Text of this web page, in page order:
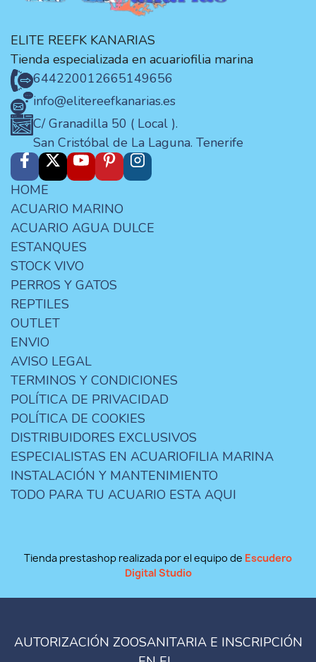
ELITE REEFK KANARIAS
Tienda especializada en acuariofilia marina
644220012665149656
info@elitereefkanarias.es
C/ Granadilla 50 ( Local ).
San Cristóbal de La Laguna. Tenerife
HOME
ACUARIO MARINO
ACUARIO AGUA DULCE
ESTANQUES
STOCK VIVO
PERROS Y GATOS
REPTILES
OUTLET
ENVIO
AVISO LEGAL
TERMINOS Y CONDICIONES
POLÍTICA DE PRIVACIDAD
POLÍTICA DE COOKIES
DISTRIBUIDORES EXCLUSIVOS
ESPECIALISTAS EN ACUARIOFILIA MARINA
INSTALACIÓN Y MANTENIMIENTO
TODO PARA TU ACUARIO ESTA AQUI
Tienda prestashop realizada por el equipo de Escudero
Digital Studio
AUTORIZACIÓN ZOOSANITARIA E INSCRIPCIÓN